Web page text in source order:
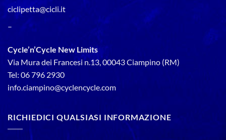
ciclipetta@cicli.it
–
Cycle’n’Cycle New Limits
Via Mura dei Francesi n.13, 00043 Ciampino (RM)
Tel: 06 796 2930
info.ciampino@cyclencycle.com
RICHIEDICI QUALSIASI INFORMAZIONE